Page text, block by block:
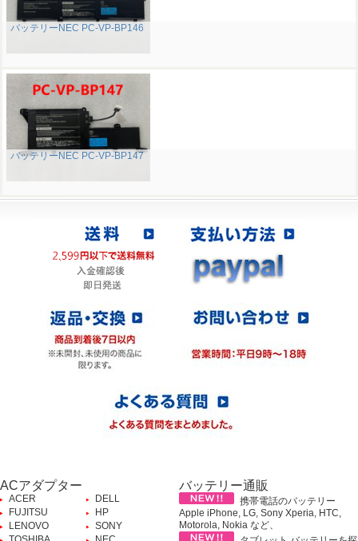
バッテリーNEC PC-VP-BP146
バッテリーNEC PC-VP-BP147
ACアダプター
ACER
DELL
FUJITSU
HP
LENOVO
SONY
バッテリー通販
携帯電話のバッテリー
Apple iPhone, LG, Sony Xperia, HTC,
Motorola, Nokia など、